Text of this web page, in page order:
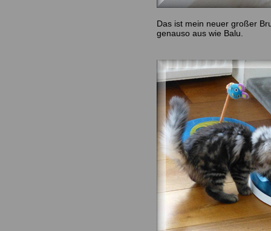
Das ist mein neuer großer
genauso aus wie Balu.